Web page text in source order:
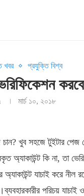
খবর প্রযুক্তি বিশ্ব
মার্চ ১০, ২০১৮
চান? খুব সহজে টুইটার
অ্যাকাউন্ট কি না, তা
যাচাই করে নীল
পরিচয়